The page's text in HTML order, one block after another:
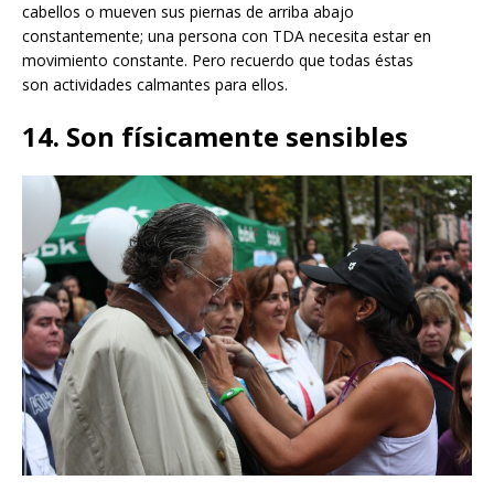
cabellos o mueven sus piernas de arriba abajo
constantemente; una persona con TDA necesita estar en
movimiento constante. Pero recuerdo que todas éstas
son actividades calmantes para ellos.
14. Son físicamente sensibles